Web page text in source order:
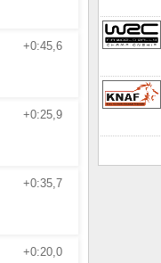
+0:45,6
+0:25,9
+0:35,7
+0:20,0